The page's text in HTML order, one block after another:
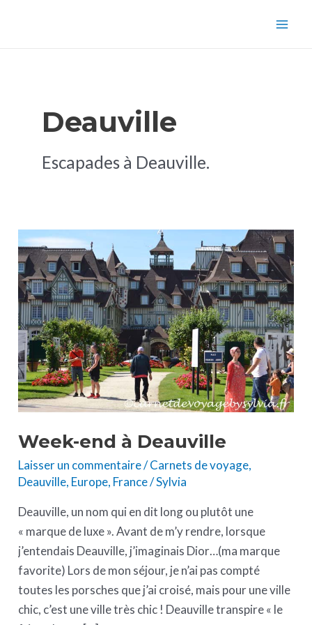
Deauville
Escapades à Deauville.
Week-end à Deauville
Laisser un commentaire/Carnets de voyage,
Deauville, Europe, France/Sylvia
Deauville, un nom qui en dit long ou plutôt une
« marque de luxe ». Avant de m’y rendre, lorsque
j’entendais Deauville, j’imaginais Dior…(ma marque
favorite) Lors de mon séjour, je n’ai pas compté
toutes les porsches que j’ai croisé, mais pour une ville
chic, c’est une ville très chic ! Deauville transpire « le
Week-
end
à
Deauville